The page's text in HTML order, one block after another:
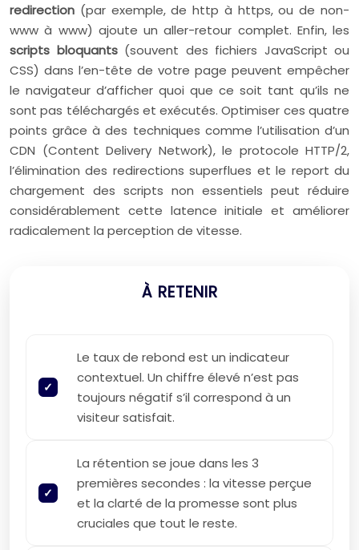
redirection (par exemple, de http à https, ou de non-
www à www) ajoute un aller-retour complet. Enfin, les
scripts bloquants(souvent des fichiers JavaScript ou
CSS) dans l’en-tête de votre page peuvent empêcher
le navigateur d’afficher quoi que ce soit tant qu’ils ne
sont pas téléchargés et exécutés. Optimiser ces quatre
points grâce à des techniques comme l’utilisation d’un
CDN (Content Delivery Network), le protocole HTTP/2,
l’élimination des redirections superflues et le report du
chargement des scripts non essentiels peut réduire
considérablement cette latence initiale et améliorer
radicalement la perception de vitesse.
À RETENIR
Le taux de rebond est un indicateur
contextuel. Un chiffre élevé n’est pas
toujours négatif s’il correspond à un
visiteur satisfait.
La rétention se joue dans les 3
premières secondes : la vitesse perçue
et la clarté de la promesse sont plus
cruciales que tout le reste.